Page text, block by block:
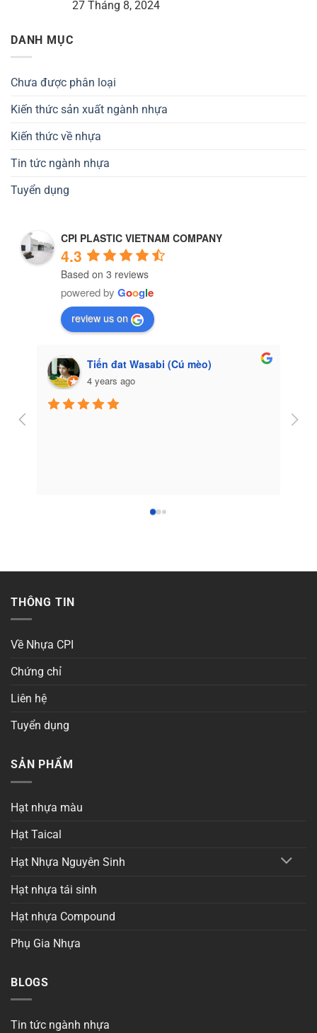
27 Tháng 8, 2024
DANH MỤC
Chưa được phân loại
Kiến thức sản xuất ngành nhựa
Kiến thức về nhựa
Tin tức ngành nhựa
Tuyển dụng
CPI PLASTIC VIETNAM COMPANY
4.3
Based on 3 reviews
powered by Google
review us on
Tiến đat Wasabi (Cú mèo)
4 years ago
THÔNG TIN
Về Nhựa CPI
Chứng chỉ
Liên hệ
Tuyển dụng
SẢN PHẨM
Hạt nhựa màu
Hạt Taical
Hạt Nhựa Nguyên Sinh
Hạt nhựa tái sinh
Hạt nhựa Compound
Phụ Gia Nhựa
BLOGS
Tin tức ngành nhựa